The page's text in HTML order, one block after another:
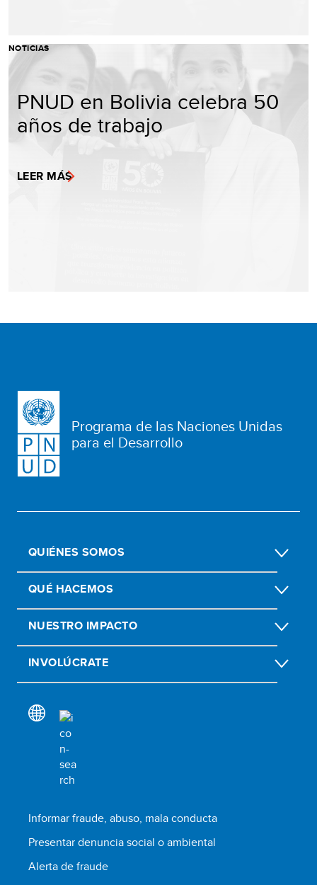
NOTICIAS
PNUD en Bolivia celebra 50
años de trabajo
LEER MÁS
Programa de las Naciones Unidas
para el Desarrollo
QUIÉNES SOMOS
QUÉ HACEMOS
NUESTRO IMPACTO
INVOLÚCRATE
Informar fraude, abuso, mala conducta
Presentar denuncia social o ambiental
Alerta de fraude